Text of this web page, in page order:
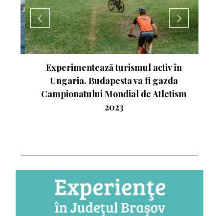
Experimentează turismul activ în
Ungaria. Budapesta va fi gazda
Campionatului Mondial de Atletism
2023